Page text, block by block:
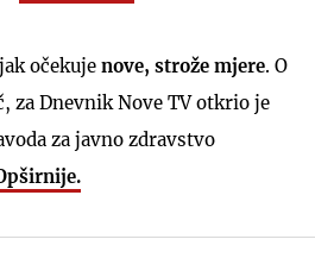
očekuje nove, strože mjere. O
za Dnevnik Nove TV otkrio je
za javno zdravstvo
NOTIFIKACIJE